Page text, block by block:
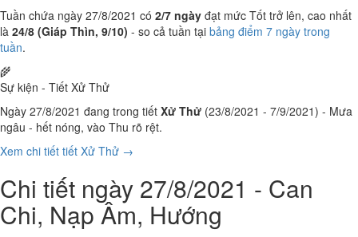
Tuần chứa ngày 27/8/2021 có 2/7 ngày đạt mức Tốt trở lên, cao nhất
là 24/8 (Giáp Thìn, 9/10) - so cả tuần tại bảng điểm 7 ngày trong
tuần.
🌾
Sự kiện - Tiết Xử Thử
Ngày 27/8/2021 đang trong tiết Xử Thử (23/8/2021 - 7/9/2021) - Mưa
ngâu - hết nóng, vào Thu rõ rệt.
Xem chi tiết tiết Xử Thử →
Chi tiết ngày 27/8/2021 - Can
Chi, Nạp Âm, Hướng